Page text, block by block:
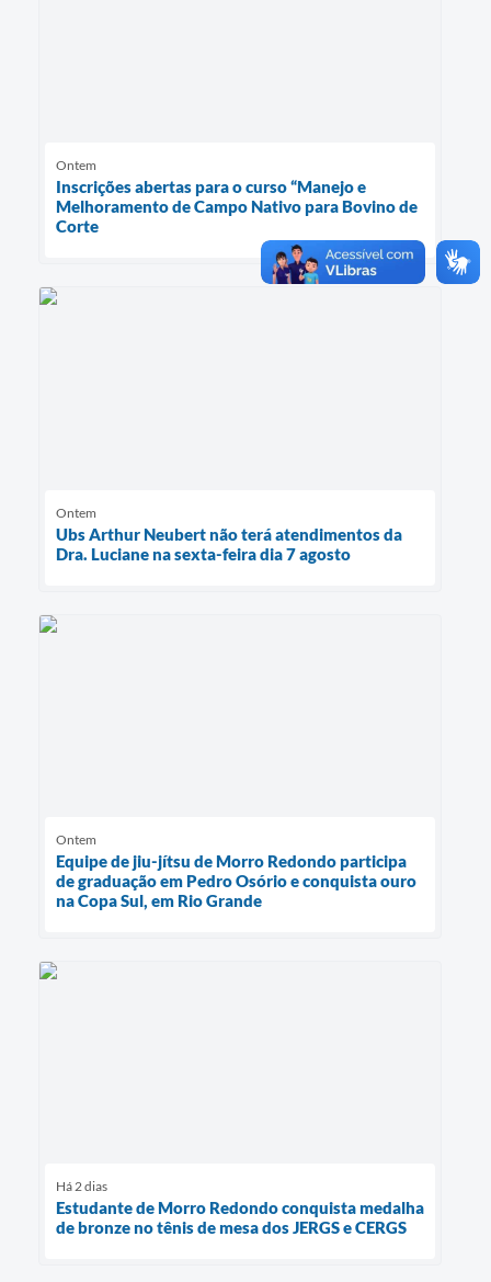
Ontem
Inscrições abertas para o curso “Manejo e
Melhoramento de Campo Nativo para Bovino de
Corte
Ontem
Ubs Arthur Neubert não terá atendimentos da
Dra. Luciane na sexta-feira dia 7 agosto
Ontem
Equipe de jiu-jítsu de Morro Redondo participa
de graduação em Pedro Osório e conquista ouro
na Copa Sul, em Rio Grande
Há 2 dias
Estudante de Morro Redondo conquista medalha
de bronze no tênis de mesa dos JERGS e CERGS